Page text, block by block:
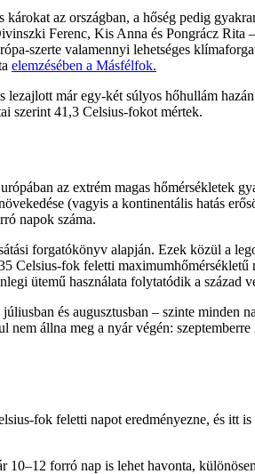
az országban, a hőség pedig
Ferenc, Kis Anna és Pongrácz Rita
szerte valamennyi lehetséges
elemzésében a Másfélfok.
már egy-két súlyos hőhullám
szerint 41,3 Celsius-fokot mértek.
az extrém magas hőmérsékletek
(vagyis a kontinentális hatás
napok száma.
forgatókönyv alapján. Ezek közül a
Celsius-fok feletti maximumhőmérsékletű
ütemű használata folytatódik a század
és augusztusban – szinte minden
nem állna meg a nyár végén:
fok feletti napot eredményezne, és itt
forró nap is lehet havonta,